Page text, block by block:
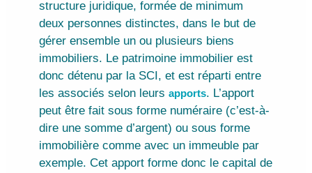
structure juridique, formée de minimum
deux personnes distinctes, dans le but de
gérer ensemble un ou plusieurs biens
immobiliers. Le patrimoine immobilier est
donc détenu par la SCI, et est réparti entre
les associés selon leursapports. L’apport
peut être fait sous forme numéraire (c’est-à-
dire une somme d’argent) ou sous forme
immobilière comme avec un immeuble par
exemple. Cet apport forme donc le capital de